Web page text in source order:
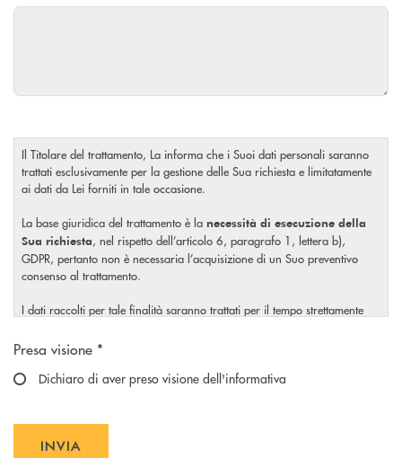
Il Titolare del trattamento, La informa che i Suoi dati personali saranno
trattati esclusivamente per la gestione delle Sua richiesta e limitatamente
ai dati da Lei forniti in tale occasione.
La base giuridica del trattamento è la necessità di esecuzione della
Sua richiesta, nel rispetto dell’articolo 6, paragrafo 1, lettera b),
GDPR, pertanto non è necessaria l’acquisizione di un Suo preventivo
consenso al trattamento.
I dati raccolti per tale finalità saranno trattati per il tempo strettamente
visionare l’informativa completa sul trattamento dei Suoi dati
Scegliere un'opzione
Presa visione *
Dichiaro di aver preso visione dell'informativa
INVIA